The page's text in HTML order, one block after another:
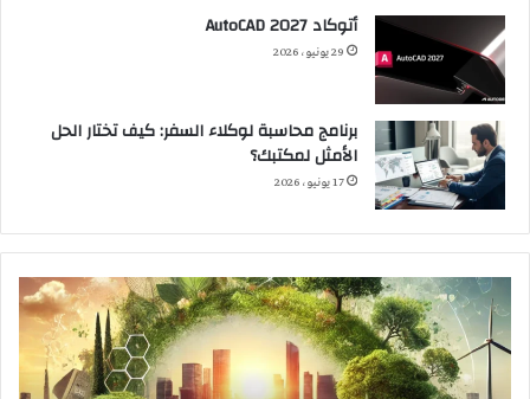
أتوكاد 2027 AutoCAD
29 يونيو، 2026
برنامج محاسبة لوكلاء السفر: كيف تختار الحل
الأمثل لمكتبك؟
17 يونيو، 2026
الاستدامة:
ضرورة
حتمية
لتحقيق
التوازن